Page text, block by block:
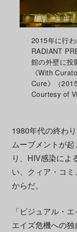
2015年に行
RADIANT
館の外壁に投
《With
Cure》（
Courtesy of
1980年代の終わり
ムーブメントが
り、HIV感染によ
い、クィア・コ
からだ。
「ビジュアル・
エイズ危機への